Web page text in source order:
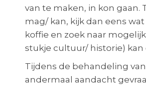
van te maken, in kon gaan.
mag/ kan, kijk dan eens
koffie en zoek naar
stukje cultuur/ historie)
Tijdens de behandeling
andermaal aandacht